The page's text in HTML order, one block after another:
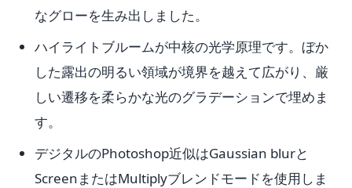
なグローを生み出しました。
ハイライトブルームが中核の光学原理です。ぼか
した露出の明るい領域が境界を越えて広がり、厳
しい遷移を柔らかな光のグラデーションで埋めま
す。
デジタルのPhotoshop近似はGaussian blurと
ScreenまたはMultiplyブレンドモードを使用しま